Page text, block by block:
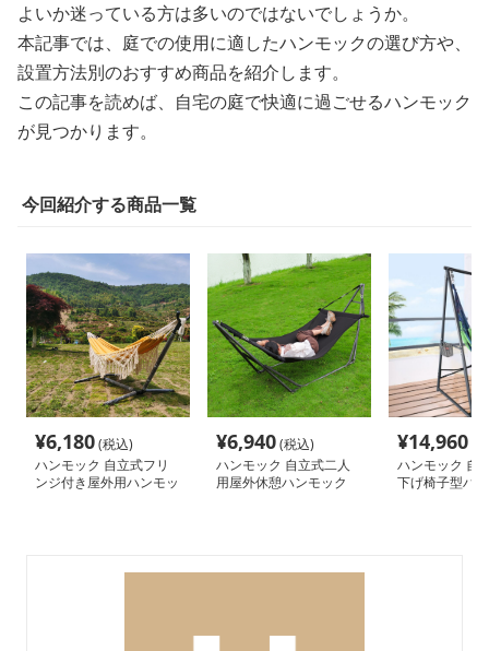
よいか迷っている方は多いのではないでしょうか。
本記事では、庭での使用に適したハンモックの選び方や、
設置方法別のおすすめ商品を紹介します。
この記事を読めば、自宅の庭で快適に過ごせるハンモック
が見つかります。
今回紹介する商品一覧
¥6,180(税込)
ハンモック 自立式フリ
ンジ付き屋外用ハンモッ
¥6,940(税込)
ハンモック 自立式二人
用屋外休憩ハンモック
¥14,960
ハンモック 自
下げ椅子型ハ